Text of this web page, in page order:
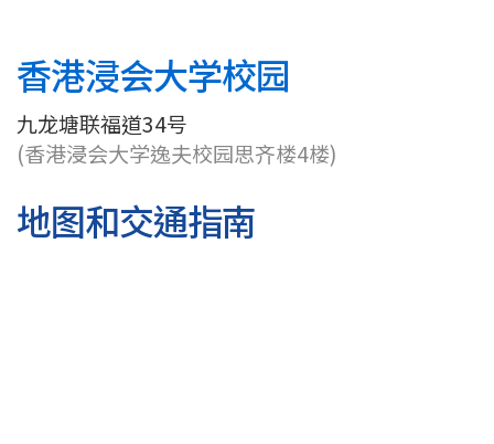
香港浸会大学校园
九龙塘联福道34号
(香港浸会大学逸夫校园思齐楼4楼)
地图和交通指南